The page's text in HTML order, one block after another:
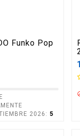
Funko Pop
2026: 5